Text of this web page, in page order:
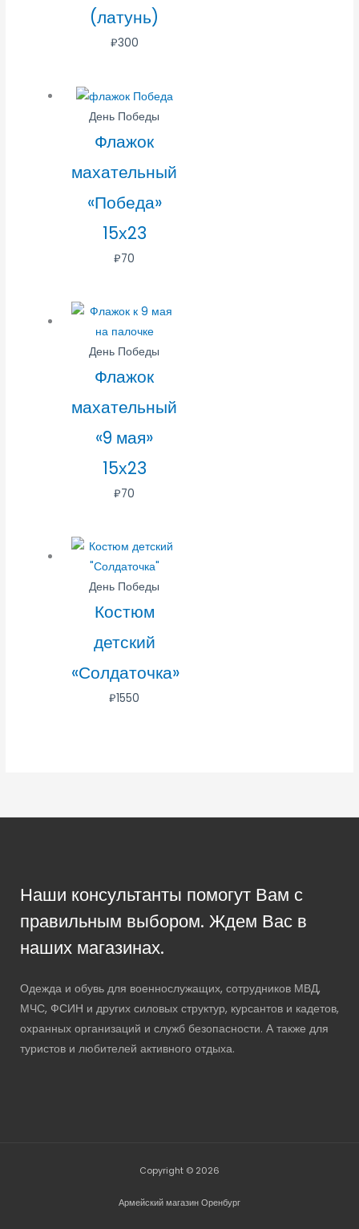
(латунь)
₽300
День Победы
Флажок
махательный
«Победа»
15х23
₽70
День Победы
Флажок
махательный
«9 мая»
15х23
₽70
День Победы
Костюм
детский
«Солдаточка»
₽1550
Наши консультанты помогут Вам с
правильным выбором. Ждем Вас в
наших магазинах.
Одежда и обувь для военнослужащих, сотрудников МВД,
МЧС, ФСИН и других силовых структур, курсантов и кадетов,
охранных организаций и служб безопасности. А также для
туристов и любителей активного отдыха.
Copyright © 2026
Армейский магазин Оренбург